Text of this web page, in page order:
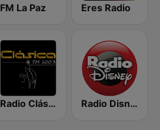
FM La Paz Eres Radio
Radio Clásica 100.3 FM Radio Disney Bolivia